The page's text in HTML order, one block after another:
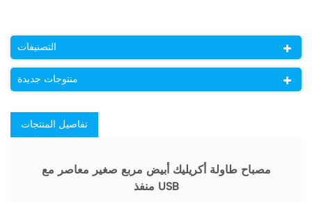
التصنيفات
منتوجات جديدة
تفاصيل المنتجات
مصباح طاولة أكريليك أبيض مربع صغير معاصر مع
منفذ USB